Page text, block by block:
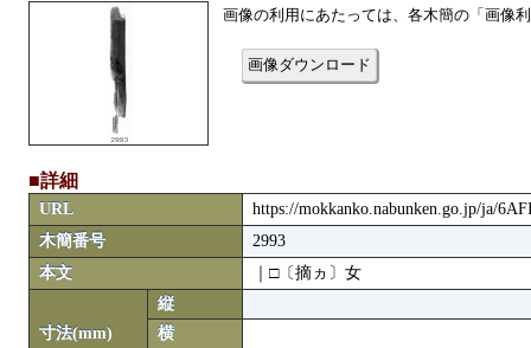
画像の利用にあたっては、各木簡の「画像
画像ダウンロード
■詳細
URL
https://mokkanko.nabunken.go.jp/ja/
木簡番号
2993
本文
｜□〔摘ヵ〕女
寸法(mm)
縦
横